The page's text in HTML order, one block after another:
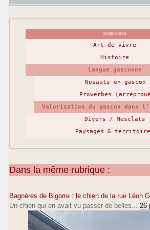
RUBRIQUES
Art de vivre
Histoire
Langue gasconne
Nosauts en gascon
Proverbes
Valorisation du gascon dans
Divers / Mesclats
Paysages &
Dans la même rubrique :
Bagnères de Bigorre : le chien de la rue Léon
Un chien qui en avait vu passer de belles...
26